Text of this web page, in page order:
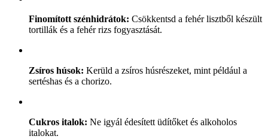
Finomított szénhidrátok: Csökkentsd a fehér lisztből készült
tortillák és a fehér rizs fogyasztását.
Zsíros húsok: Kerüld a zsíros húsrészeket, mint például a
sertéshas és a chorizo.
Cukros italok: Ne igyál édesített üdítőket és alkoholos
italokat.